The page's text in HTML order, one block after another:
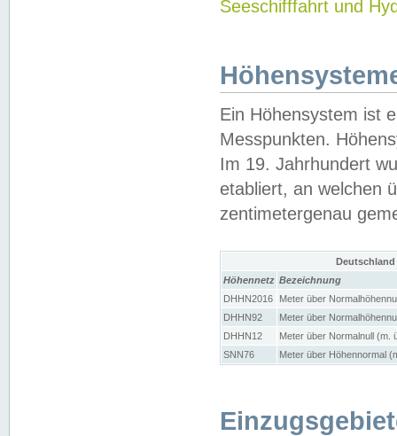
Seeschifffahrt und
Ein Höhensystem ist
Messpunkten.
Im 19. Jahrhundert
etabliert, an welchen
zentimetergenau
Höhennetz Bezeichnung
DHHN2016
Meter über
DHHN92
Meter über
DHHN12
Meter über Normalnull (m.
SNN76
Meter über Höhennormal